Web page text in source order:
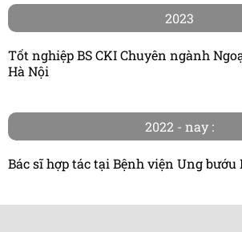
2023
Tốt nghiệp BS CKI Chuyên ngành
Hà Nội
2022 - nay :
Bác sĩ hợp tác tại Bệnh viện Ung bướu